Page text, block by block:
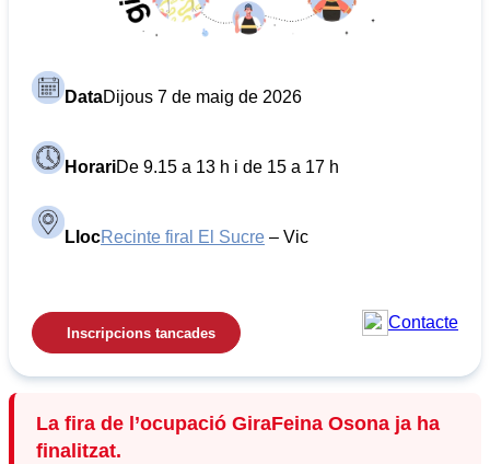
DataDijous 7 de maig de 2026
HorariDe 9.15 a 13 h i de 15 a 17 h
LlocRecinte firal El Sucre – Vic
Inscripcions tancades
Contacte
La fira de l’ocupació GiraFeina Osona ja ha
finalitzat.